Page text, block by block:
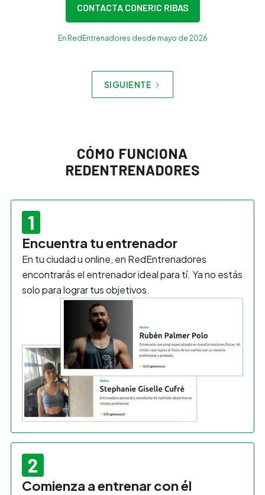
CONTACTA CONERIC RIBAS
En RedEntrenadores desde mayo de 2026
SIGUIENTE
CÓMO FUNCIONA
REDENTRENADORES
1
Encuentra tu entrenador
En tu ciudad u online, en RedEntrenadores
encontrarás el entrenador ideal para tí. Ya no estás
solo para lograr tus objetivos.
2
Comienza a entrenar con él